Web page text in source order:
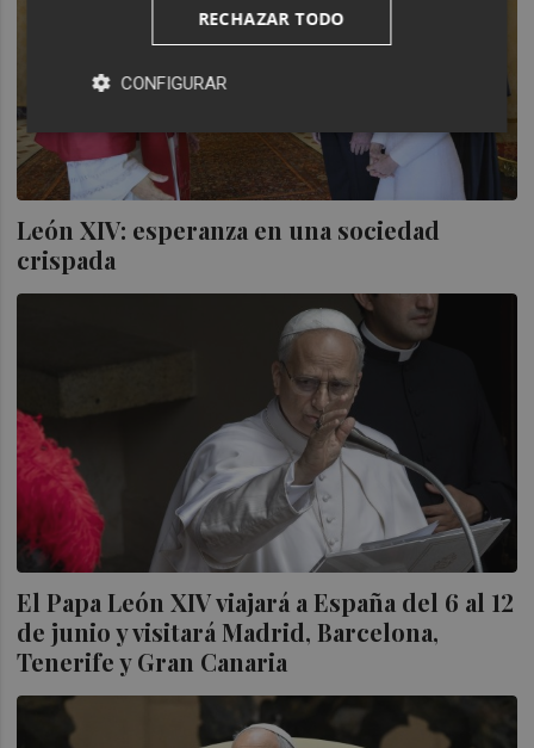
León XIV: esperanza en una sociedad
crispada
El Papa León XIV viajará a España del 6 al 12
de junio y visitará Madrid, Barcelona,
Tenerife y Gran Canaria
RECHAZAR TODO
CONFIGURAR